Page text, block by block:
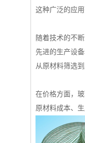
这种广泛的应
随着技术的不
先进的生产设
从原材料筛选
在价格方面，
原材料成本、